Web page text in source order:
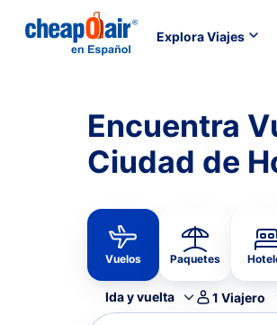
Explora Viajes
Encuentra
Ciudad de
Vuelos Paquetes
Ida y vuelta 1 Viajero